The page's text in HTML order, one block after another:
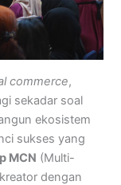
commerce,
sekadar soal
ekosistem
sukses yang
MCN (Multi-
dengan